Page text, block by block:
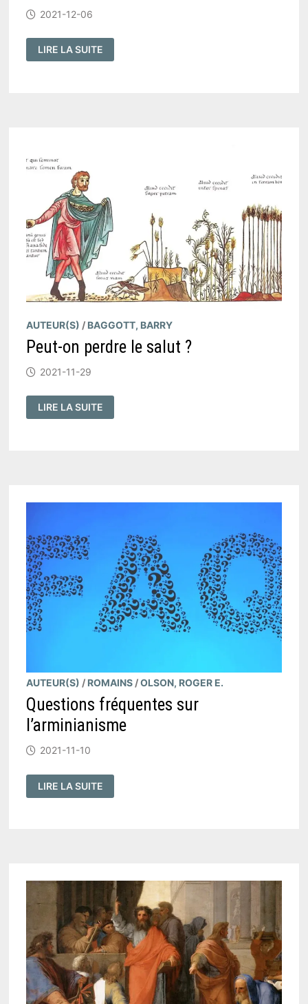
2021-12-06
L'ÉLECTION
SELON
LA
PIERRE
1:2)
LIRE LA SUITE
AUTEUR(S) / BAGGOTT, BARRY
Peut-on perdre le salut ?
2021-11-29
PEUT-
ON
PERDRE
LIRE LA SUITE
AUTEUR(S) / ROMAINS/OLSON, ROGER E.
Questions fréquentes sur
l’arminianisme
2021-11-10
QUESTIONS
FRÉQUENTES
SUR
LIRE LA SUITE